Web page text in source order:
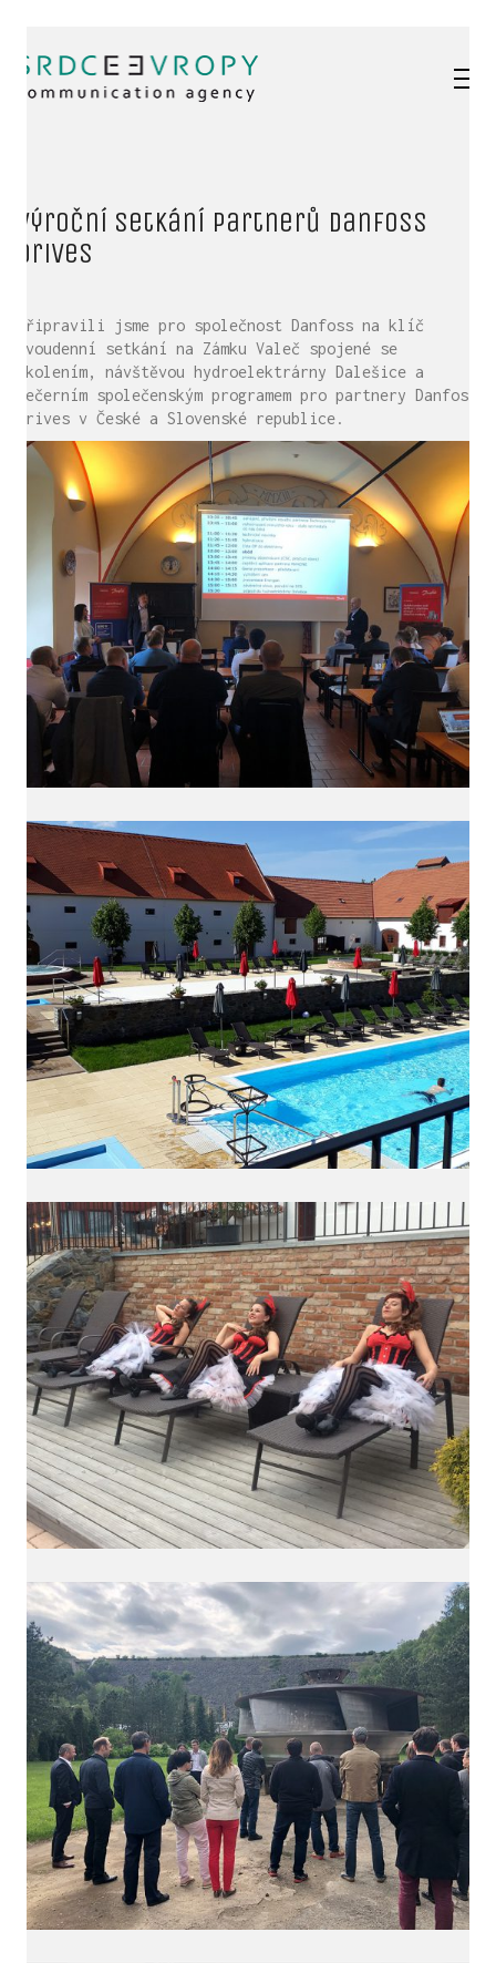
Výroční setkání partnerů Danfoss
Drives
Připravili jsme pro společnost Danfoss na klíč
dvoudenní setkání na Zámku Valeč spojené se
školením, návštěvou hydroelektrárny Dalešice a
večerním společenským programem pro partnery Danfoss
Drives v České a Slovenské republice.